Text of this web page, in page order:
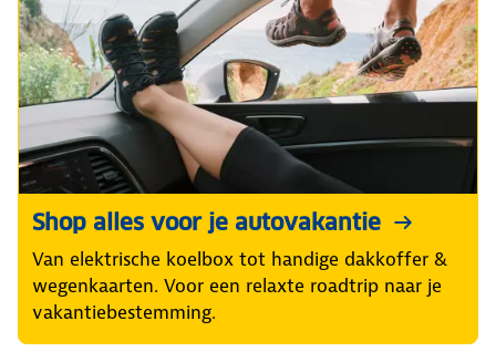
Shop alles voor je autovakantie
Van elektrische koelbox tot handige dakkoffer &
wegenkaarten. Voor een relaxte roadtrip naar je
vakantiebestemming.